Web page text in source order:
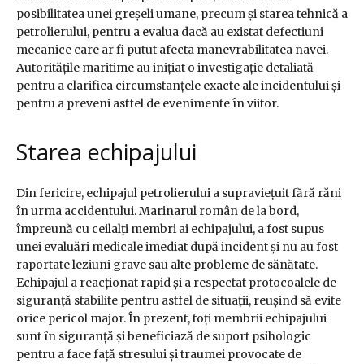
posibilitatea unei greșeli umane, precum și starea tehnică a
petrolierului, pentru a evalua dacă au existat defectiuni
mecanice care ar fi putut afecta manevrabilitatea navei.
Autoritățile maritime au inițiat o investigație detaliată
pentru a clarifica circumstanțele exacte ale incidentului și
pentru a preveni astfel de evenimente în viitor.
Starea echipajului
Din fericire, echipajul petrolierului a supraviețuit fără răni
în urma accidentului. Marinarul român de la bord,
împreună cu ceilalți membri ai echipajului, a fost supus
unei evaluări medicale imediat după incident și nu au fost
raportate leziuni grave sau alte probleme de sănătate.
Echipajul a reacționat rapid și a respectat protocoalele de
siguranță stabilite pentru astfel de situații, reușind să evite
orice pericol major. În prezent, toți membrii echipajului
sunt în siguranță și beneficiază de suport psihologic
pentru a face față stresului și traumei provocate de